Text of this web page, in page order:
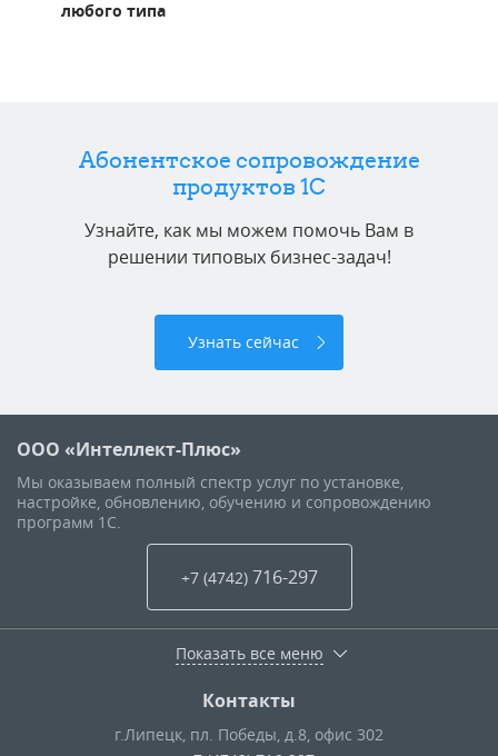
любого типа
Абонентское сопровождение
продуктов 1C
Узнайте, как мы можем помочь Вам в
решении типовых бизнес-задач!
Узнать сейчас
ООО «Интеллект-Плюс»
Мы оказываем полный спектр услуг по установке,
настройке, обновлению, обучению и сопровождению
программ 1С.
+7 (4742) 716-297
Показать все меню
Контакты
г.Липецк пл. Победы, д.8, офис 302